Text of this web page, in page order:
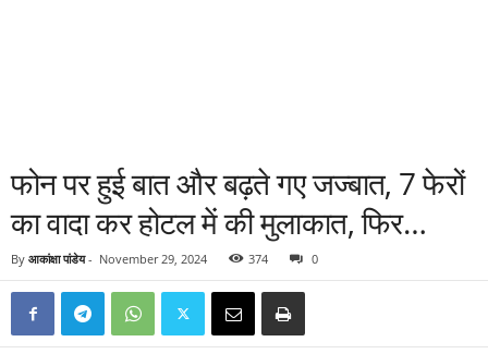
फोन पर हुई बात और बढ़ते गए जज्बात, 7 फेरों
का वादा कर होटल में की मुलाकात, फिर…
By आकांक्षा पांडेय- November 29, 2024 374 0